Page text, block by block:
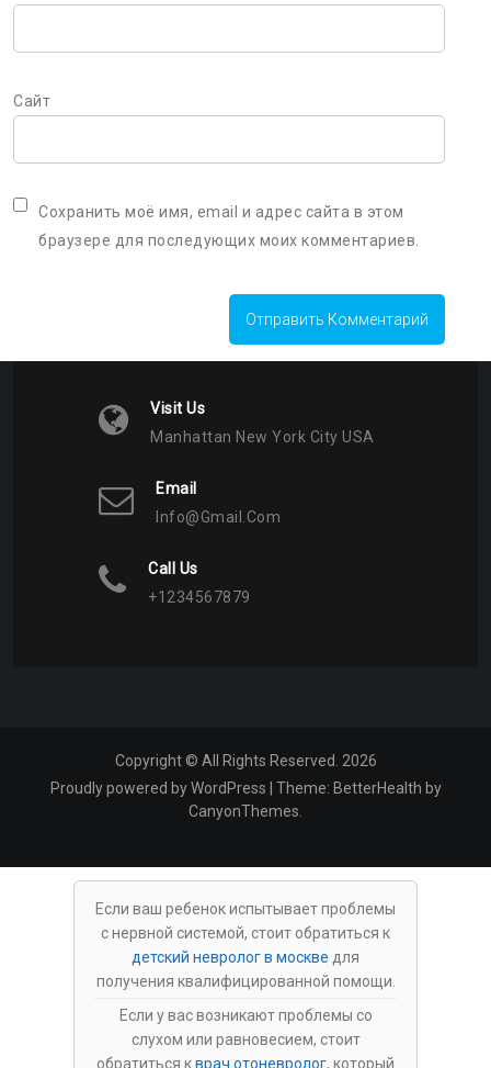
Сайт
Сохранить моё имя, email и адрес сайта в этом
браузере для последующих моих комментариев.
Visit Us
Manhattan New York City USA
Email
Info@gmail.com
Call Us
+1234567879
Copyright © All Rights Reserved. 2026
Proudly powered by WordPress
Theme: BetterHealth by
CanyonThemes
Если ваш ребенок испытывает проблемы
с нервной системой, стоит обратиться к
детский невролог в москве для
получения квалифицированной помощи.
Если у вас возникают проблемы со
слухом или равновесием, стоит
обратиться кврач отоневролог, который